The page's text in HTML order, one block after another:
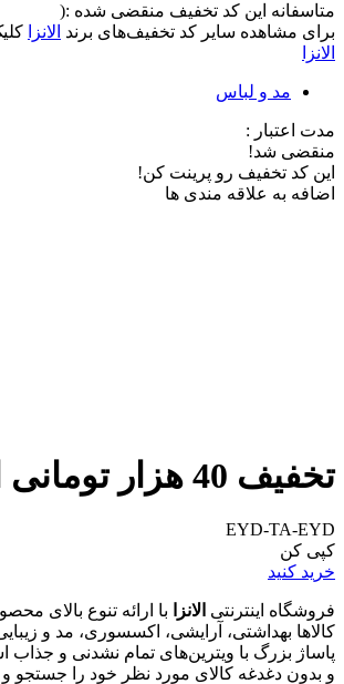
متاسفانه این کد تخفیف منقضی شده :(
برای مشاهده سایر کد تخفیف‌های برند الانزا
الانزا
مد و لباس
مدت اعتبار :
منقضی شد!
این کد تخفیف رو پرینت کن!
اضافه به علاقه مندی ها
تخفیف 40 هزار تومانی از الانزا
EYD-TA-EYD
کپی کن
خرید کنید
فروشگاه اینترنتی الانزا
با ارائه تنوع بالای
کالاها بهداشتی، آرایشی، اکسسوری، مد و
پاساژ بزرگ با ویترین‌های تمام نشدنی و جذاب
و بدون دغدغه کالای مورد نظر خود را جستجو و